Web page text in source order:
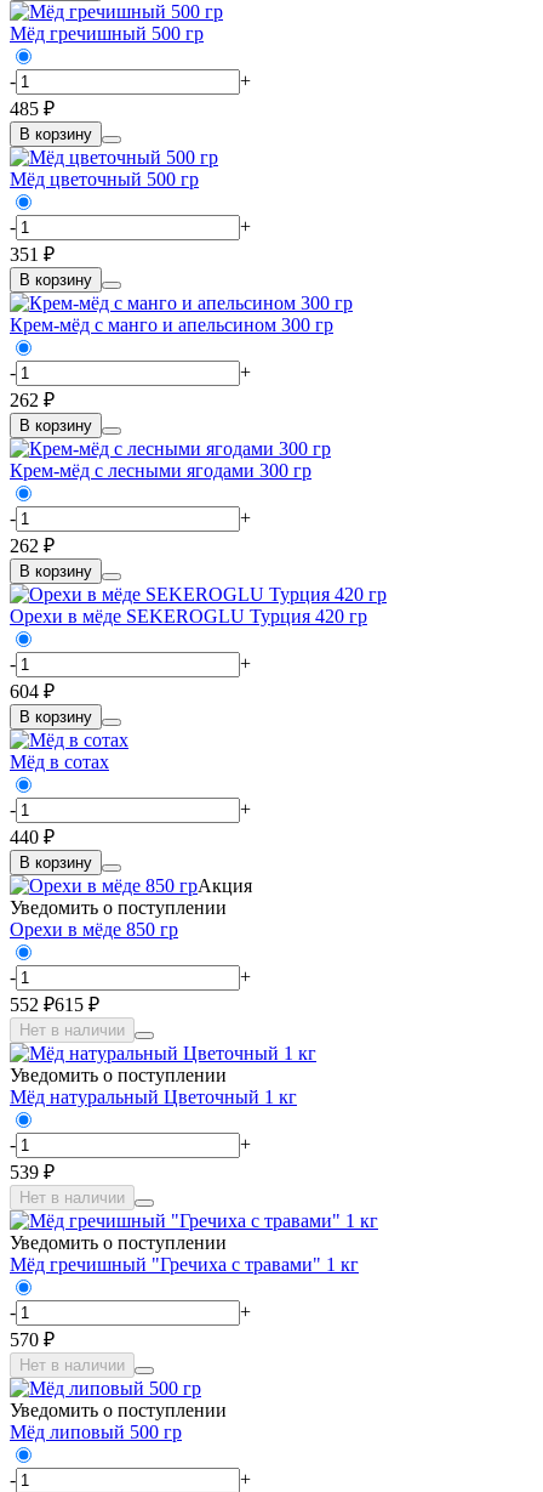
Мёд гречишный 500 гр
-
+
485 ₽
В корзину
Мёд цветочный 500 гр
-
+
351 ₽
В корзину
Крем-мёд с манго и апельсином 300 гр
-
+
262 ₽
В корзину
Крем-мёд с лесными ягодами 300 гр
-
+
262 ₽
В корзину
Орехи в мёде SEKEROGLU Турция 420 гр
-
+
604 ₽
В корзину
Мёд в сотах
-
+
440 ₽
В корзину
Акция
Уведомить о поступлении
Орехи в мёде 850 гр
-
+
552 ₽615 ₽
Нет в наличии
Уведомить о поступлении
Мёд натуральный Цветочный 1 кг
-
+
539 ₽
Нет в наличии
Уведомить о поступлении
Мёд гречишный "Гречиха с травами" 1 кг
-
+
570 ₽
Нет в наличии
Уведомить о поступлении
Мёд липовый 500 гр
-
+